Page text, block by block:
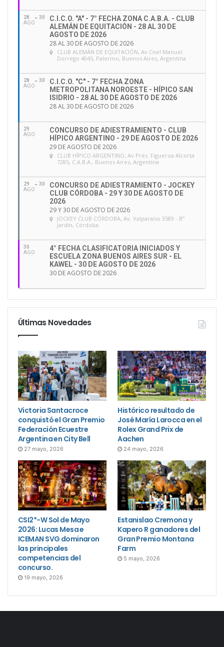
28
AGO
30
C.I.C.O. "A" - 7° FECHA ZONA C.A.B.A. - CLUB
ALEMÁN DE EQUITACIÓN - 28 AL 30 DE
AGOSTO DE 2026
28 AL 30 DE AGOSTO DE 2026
CLUB ALEMÁN DE EQUITACIÓN, Av Cnel Manuel
Dorrego 4045, Palermo, Buenos Aires, Argentina
28
AGO
30
C.I.C.O. "C" - 7° FECHA ZONA
METROPOLITANA NOROESTE - HÍPICO SAN
ISIDRIO - 28 AL 30 DE AGOSTO DE 2026
28 AL 30 DE AGOSTO DE 2026
29
AGO
CONCURSO DE ADIESTRAMIENTO - CLUB
HÍPICO ARGENTINO - 29 DE AGOSTO DE 2026
29 DE AGOSTO DE 2026
CLUB HÍPICO ARGENTINO, Av Pres. Figueroa Alcorta
7285, C.A.B.A., Buenos Aires, Argentina
29
AGO
30
CONCURSO DE ADIESTRAMIENTO - JOCKEY
CLUB CÓRDOBA - 29 Y 30 DE AGOSTO DE
2026
29 Y 30 DE AGOSTO DE 2026
JOCKEY CLUB CÓRDOBA, Av. Valparaíso 3589 - Bº
Jardín, Córdoba.
30
AGO
4° FECHA CLASIFICATORIA INICIADOS Y
ESCUELA ZONA BUENOS AIRES SUR - EL
KAWEL - 30 DE AGOSTO DE 2026
30 DE AGOSTO DE 2026
Últimas Novedades
Victoria Santacroce
conquistó el Gran Premio
Federación Ecuestre
Argentina en City Bell
27 mayo, 2026
Histórico resultado de
José María Larocca en el
Rolex Grand Prix de
Aachen
24 mayo, 2026
CSI2*-W Sol de Mayo
2026: Lucas Mesa e
ICEMAN SVG dominaron
las principales
competencias del
concurso.
19 mayo, 2026
Estanislao Cremona y
Kapero R ganadores del
Gran Premio Montana
Farm
5 mayo, 2026